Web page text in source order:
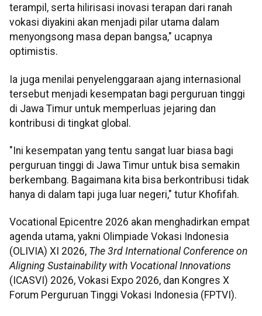
terampil, serta hilirisasi inovasi terapan dari ranah
vokasi diyakini akan menjadi pilar utama dalam
menyongsong masa depan bangsa," ucapnya
optimistis.
Ia juga menilai penyelenggaraan ajang internasional
tersebut menjadi kesempatan bagi perguruan tinggi
di Jawa Timur untuk memperluas jejaring dan
kontribusi di tingkat global.
"Ini kesempatan yang tentu sangat luar biasa bagi
perguruan tinggi di Jawa Timur untuk bisa semakin
berkembang. Bagaimana kita bisa berkontribusi tidak
hanya di dalam tapi juga luar negeri," tutur Khofifah.
Vocational Epicentre 2026 akan menghadirkan empat
agenda utama, yakni Olimpiade Vokasi Indonesia
(OLIVIA) XI 2026, The 3rd International Conference on
Aligning Sustainability with Vocational Innovations
(ICASVI) 2026, Vokasi Expo 2026, dan Kongres X
Forum Perguruan Tinggi Vokasi Indonesia (FPTVI).